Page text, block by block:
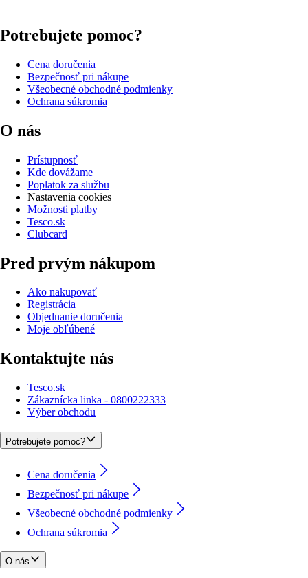
Potrebujete pomoc?
Cena doručenia
Bezpečnosť pri nákupe
Všeobecné obchodné podmienky
Ochrana súkromia
O nás
Prístupnosť
Kde dovážame
Poplatok za službu
Nastavenia cookies
Možnosti platby
Tesco.sk
Clubcard
Pred prvým nákupom
Ako nakupovať
Registrácia
Objednanie doručenia
Moje obľúbené
Kontaktujte nás
Tesco.sk
Zákaznícka linka - 0800222333
Výber obchodu
Potrebujete pomoc?
Cena doručenia
Bezpečnosť pri nákupe
Všeobecné obchodné podmienky
Ochrana súkromia
O nás